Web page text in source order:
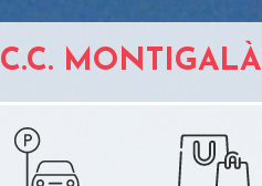
C.C. MONTIGALÀ